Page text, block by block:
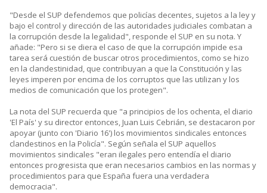
"Desde el SUP defendemos que policías decentes, sujetos a la ley y
bajo el control y dirección de las autoridades judiciales combatan a
la corrupción desde la legalidad", responde el SUP en su nota. Y
añade: "Pero si se diera el caso de que la corrupción impide esa
tarea será cuestión de buscar otros procedimientos, como se hizo
en la clandestinidad, que contribuyan a que la Constitución y las
leyes imperen por encima de los corruptos que las utilizan y los
medios de comunicación que los protegen".
La nota del SUP recuerda que "a principios de los ochenta, el diario
'El País' y su director entonces, Juan Luis Cebrián, se destacaron por
apoyar (junto con 'Diario 16') los movimientos sindicales entonces
clandestinos en la Policía". Según señala el SUP aquellos
movimientos sindicales "eran ilegales pero entendía el diario
entonces progresista que eran necesarios cambios en las normas y
procedimientos para que España fuera una verdadera
democracia".